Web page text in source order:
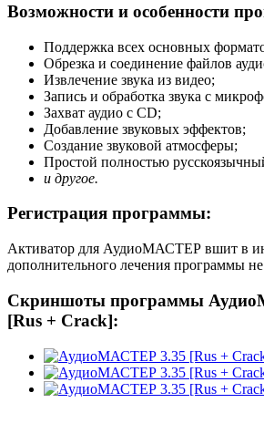
Возможности и особенности
Поддержка всех основных
Обрезка и соединение файлов
Извлечение звука из видео;
Запись и обработка звука с
Захват аудио с CD;
Добавление звуковых эффектов;
Создание звуковой атмосферы;
Простой полностью
и другое.
Регистрация программы:
Активатор для АудиоМАСТЕР вшит в
дополнительного лечения программы не
Скриншоты программы
[Rus + Crack]: